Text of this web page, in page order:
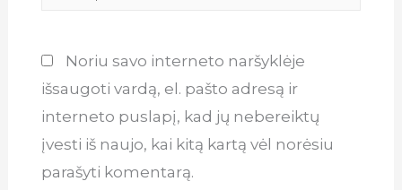
Noriu savo interneto naršyklėje
išsaugoti vardą, el. pašto adresą ir
interneto puslapį, kad jų nebereiktų
įvesti iš naujo, kai kitą kartą vėl norėsiu
parašyti komentarą.